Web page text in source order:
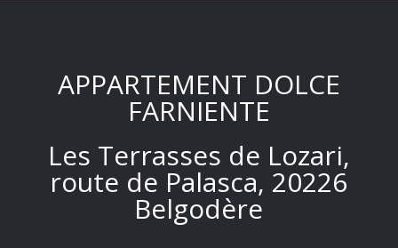
APPARTEMENT DOLCE
FARNIENTE
Les Terrasses de Lozari,
route de Palasca, 20226
Belgodère